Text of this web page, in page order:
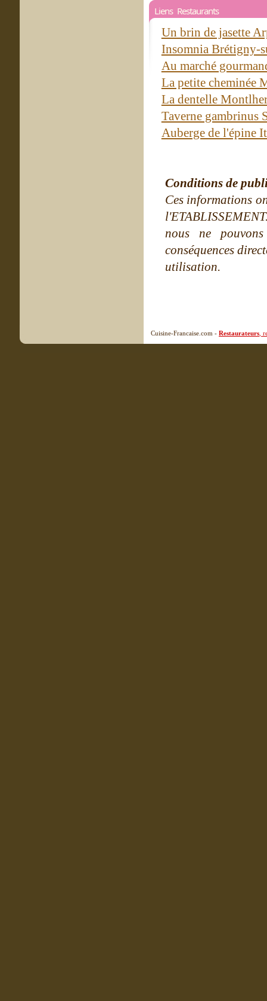
Liens Restaurants
Un brin de jasette
Insomnia Brétigny-
Au marché
La petite cheminée
La dentelle
Taverne gambrinus
Auberge de l'épine
Conditions de
Ces informations
nous ne
conséquences
utilisation.
Cuisine-Francaise.com - Restaurateurs ,